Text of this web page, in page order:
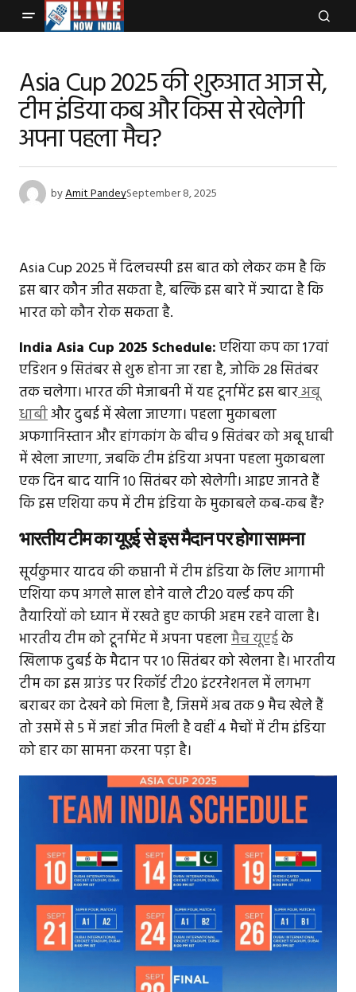
Asia Cup 2025 की शुरुआत आज से,
टीम इंडिया कब और किस से खेलेगी
अपना पहला मैच?
byAmit PandeySeptember 8, 2025
Asia Cup 2025 में दिलचस्पी इस बात को लेकर कम है कि
इस बार कौन जीत सकता है, बल्कि इस बारे में ज्यादा है कि
भारत को कौन रोक सकता है.
India Asia Cup 2025 Schedule:एशिया कप का 17वां
एडिशन 9 सितंबर से शुरू होना जा रहा है, जोकि 28 सितंबर
तक चलेगा। भारत की मेजाबनी में यह टूर्नामेंट इस बारअबू
धाबीऔर दुबई में खेला जाएगा। पहला मुकाबला
अफगानिस्तान और हांगकांग के बीच 9 सितंबर को अबू धाबी
में खेला जाएगा, जबकि टीम इंडिया अपना पहला मुकाबला
एक दिन बाद यानि 10 सितंबर को खेलेगी। आइए जानते हैं
कि इस एशिया कप में टीम इंडिया के मुकाबले कब-कब हैं?
भारतीय टीम का यूएई से इस मैदान पर होगा सामना
सूर्यकुमार यादव की कप्तानी में टीम इंडिया के लिए आगामी
एशिया कप अगले साल होने वाले टी20 वर्ल्ड कप की
तैयारियों को ध्यान में रखते हुए काफी अहम रहने वाला है।
भारतीय टीम को टूर्नामेंट में अपना पहलामैच यूएईके
खिलाफ दुबई के मैदान पर 10 सितंबर को खेलना है। भारतीय
टीम का इस ग्राउंड पर रिकॉर्ड टी20 इंटरनेशनल में लगभग
बराबर का देखने को मिला है, जिसमें अब तक 9 मैच खेले हैं
तो उसमें से 5 में जहां जीत मिली है वहीं 4 मैचों में टीम इंडिया
को हार का सामना करना पड़ा है।